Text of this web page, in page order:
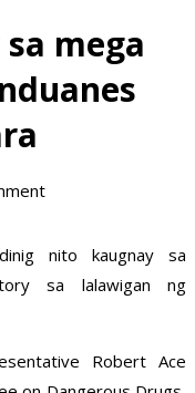
mega
nito kaugnay sa
sa lalawigan ng
Robert Ace